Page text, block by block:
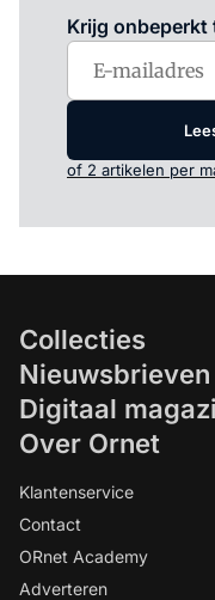
Krijg onbeperkt
of 2 artikelen per
Collecties
Nieuwsbrieven
Digitaal
Over Ornet
Klantenservice
Contact
ORnet Academy
Adverteren